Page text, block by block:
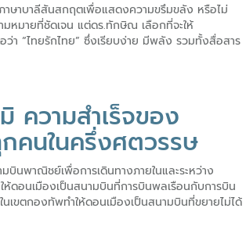
าษาบาลีสันสกฤตเพื่อแสดงความขรึมขลัง หรือไม่
หมายที่ชัดเจน แต่ดร.ทักษิณ เลือกที่จะให้
า “ไทยรักไทย” ซึ่งเรียบง่าย มีพลัง รวมทั้งสื่อสาร
ความสำเร็จของ
นในครึ่งศตวรรษ
บินพาณิชย์เพื่อการเดินทางภายในและระหว่าง
ห้ดอนเมืองเป็นสนามบินที่การบินพลเรือนกับการบิน
ขตกองทัพทำให้ดอนเมืองเป็นสนามบินที่ขยายไม่ได้